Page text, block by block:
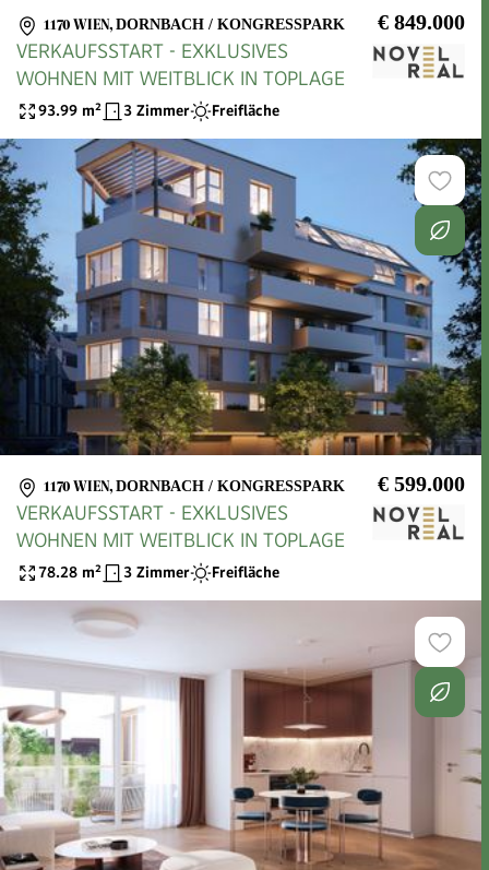
1170 WIEN, DORNBACH / KONGRESSPARK € 849.000
VERKAUFSSTART - EXKLUSIVES
WOHNEN MIT WEITBLICK IN TOPLAGE
93.99 m² 3 Zimmer Freifläche
1170 WIEN, DORNBACH / KONGRESSPARK € 599.000
VERKAUFSSTART - EXKLUSIVES
WOHNEN MIT WEITBLICK IN TOPLAGE
78.28 m² 3 Zimmer Freifläche